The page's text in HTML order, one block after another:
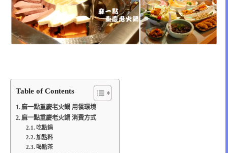
Table of Contents
麻一點重慶老火鍋 用餐環境
麻一點重慶老火鍋 消費方式
吃點鍋
加點料
喝點茶